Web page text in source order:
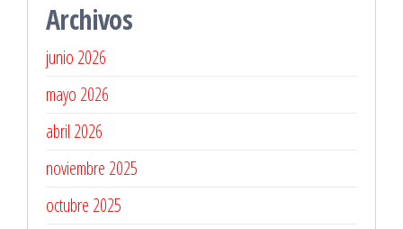
Archivos
junio 2026
mayo 2026
abril 2026
noviembre 2025
octubre 2025